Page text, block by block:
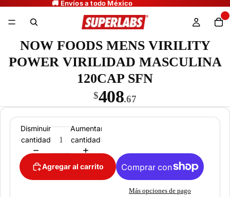
NOW FOODS MENS VIRILITY
POWER VIRILIDAD MASCULINA
120CAP SFN
$408.67
Disminuir
cantidad
Aumentar
cantidad
Agregar al carrito
Más opciones de pago